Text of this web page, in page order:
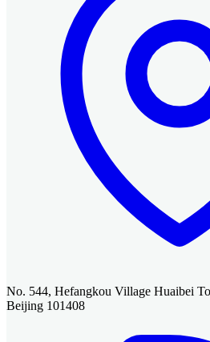
No. 544, Hefangkou Village Huaibei
Beijing 101408